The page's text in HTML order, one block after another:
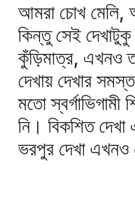
আমরা চোখ মেলি,
কিন্তু সেই
কুঁড়িমাত্র, এখনও
দেখায় দেখার
মতো স্বর্গাভিগামী
নি। বিকশিত
ভরপুর দেখা এখনও